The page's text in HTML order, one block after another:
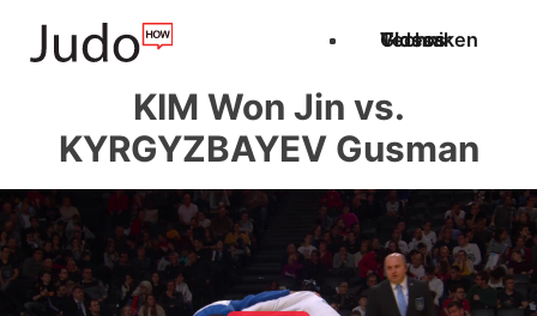
Techniken
Videos
Glossar
KIM Won Jin vs.
KYRGYZBAYEV Gusman